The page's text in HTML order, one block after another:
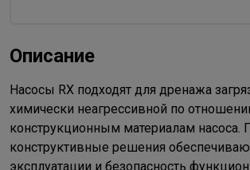
Описание
Насосы RX подходят для дренажа
химически неагрессивной по
конструкционным материалам
конструктивные решения
эксплуатации и безопасность